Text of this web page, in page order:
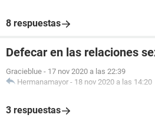
8 respuestas
Defecar en las relaciones
Gracieblue - 17 nov 2020 a las 22:39
Hermanamayor - 18 nov 2020 a las 14:20
3 respuestas